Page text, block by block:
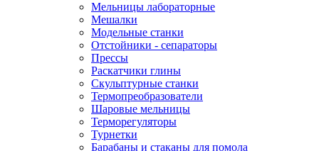
Мельницы лабораторные
Мешалки
Модельные станки
Отстойники - сепараторы
Прессы
Раскатчики глины
Скульптурные станки
Термопреобразователи
Шаровые мельницы
Терморегуляторы
Турнетки
Барабаны и стаканы для помола